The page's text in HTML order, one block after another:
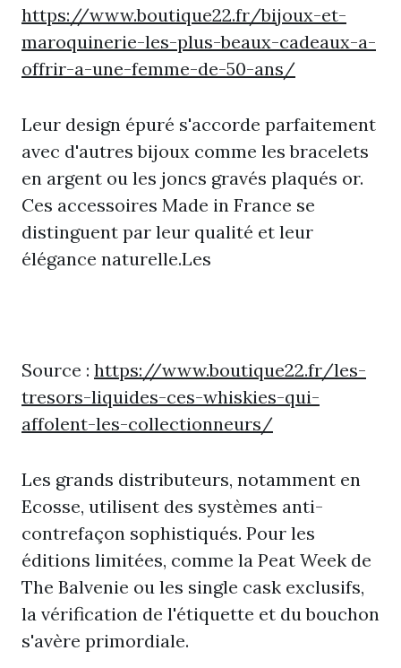
https://www.boutique22.fr/bijoux-et-
maroquinerie-les-plus-beaux-cadeaux-a-
offrir-a-une-femme-de-50-ans/
Leur design épuré s'accorde parfaitement
avec d'autres bijoux comme les bracelets
en argent ou les joncs gravés plaqués or.
Ces accessoires Made in France se
distinguent par leur qualité et leur
élégance naturelle.Les
Source : https://www.boutique22.fr/les-
tresors-liquides-ces-whiskies-qui-
affolent-les-collectionneurs/
Les grands distributeurs, notamment en
Ecosse, utilisent des systèmes anti-
contrefaçon sophistiqués. Pour les
éditions limitées, comme la Peat Week de
The Balvenie ou les single cask exclusifs,
la vérification de l'étiquette et du bouchon
s'avère primordiale.